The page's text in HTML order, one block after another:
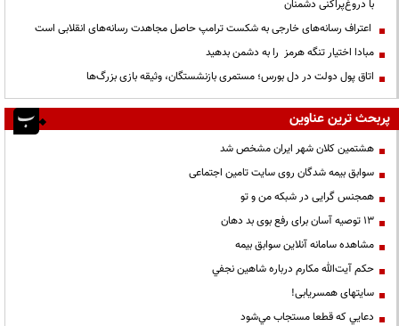
با دروغ‌پراکنی دشمنان
اعتراف رسانه‌های خارجی به شکست ترامپ حاصل مجاهدت رسانه‌های انقلابی است
مبادا اختیار تنگه هرمز را به دشمن بدهید
اتاق پول دولت در دل بورس؛ مستمری بازنشستگان، وثیقه بازی بزرگ‌ها
پربحث ترین عناوین
هشتمین کلان شهر ایران مشخص شد
سوابق بیمه شدگان روی سایت تامین اجتماعی
همجنس گرایی در شبکه من و تو
13 توصیه آسان برای رفع بوی بد دهان
مشاهده سامانه آنلاين سوابق بیمه
حكم آيت‌الله مكارم درباره شاهين نجفي
سایتهای همسریابی!
دعايي كه قطعا مستجاب مي‌شود